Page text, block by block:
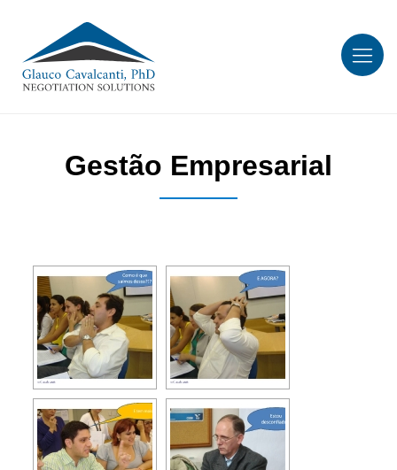
Gestão Empresarial